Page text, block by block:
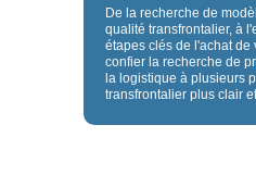
De la recherche de
qualité transfrontalier, à
étapes clés de l'achat de
confier la recherche de
la logistique à plusieurs
transfrontalier plus clair